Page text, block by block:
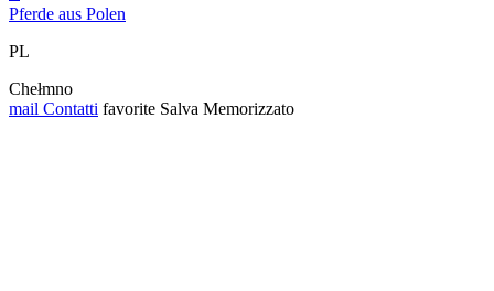
Pferde aus Polen
PL
Chełmno
mail Contatti favorite Salva Memorizzato